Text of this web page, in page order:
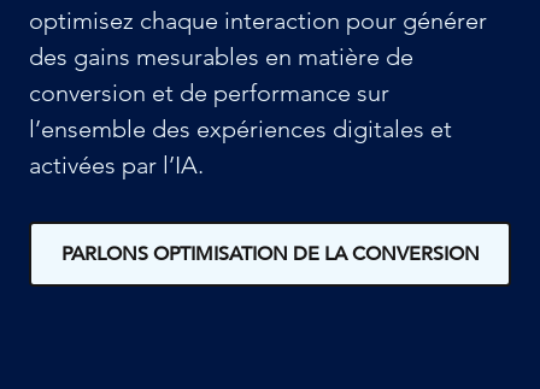
optimisez chaque interaction pour générer
des gains mesurables en matière de
conversion et de performance sur
l’ensemble des expériences digitales et
activées par l’IA.
PARLONS OPTIMISATION DE LA CONVERSION